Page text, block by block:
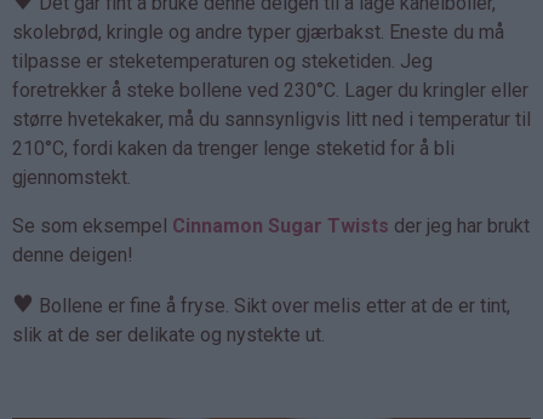
skolebrød, kringle og andre typer gjærbakst. Eneste du må
tilpasse er steketemperaturen og steketiden. Jeg
foretrekker å steke bollene ved 230°C. Lager du kringler eller
større hvetekaker, må du sannsynligvis litt ned i temperatur til
210°C, fordi kaken da trenger lenge steketid for å bli
gjennomstekt.
Se som eksempel Cinnamon Sugar Twists der jeg har brukt
denne deigen!
♥ Bollene er fine å fryse. Sikt over melis etter at de er tint,
slik at de ser delikate og nystekte ut.